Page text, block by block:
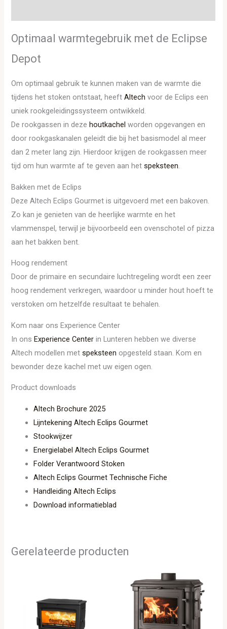
Optimaal warmtegebruik met de Eclipse
Depot
Om optimaal gebruik te kunnen maken van de warmte die
tijdens het stoken ontstaat, heeftAltech voor de Eclips een
uniek rookgeleidingssysteem ontwikkeld.
De rookgassen in dezehoutkachel worden opgevangen en
door rookgaskanalen geleidt die bij het basismodel al meer
dan 2 meter lang zijn. Hierdoor krijgen de rookgassen meer
tijd om hun warmte af te geven aan hetspeksteen.
Bakken met de Eclips
Deze Altech Eclips Gourmet is uitgevoerd met een bakoven.
Zo kan je genieten van de heerlijke warmte en het
vlammenspel, terwijl je bijvoorbeeld een ovenschotel of pizza
aan het bakken bent.
Hoog rendement
Door de primaire en secundaire luchtregeling wordt een zeer
hoog rendement verkregen, waardoor u minder hout hoeft te
verstoken om hetzelfde resultaat te behalen.
Kom naar ons Experience Center
In onsExperience Center in Lunteren hebben we diverse
Altech modellen metspeksteen opgesteld staan. Kom en
bewonder deze kachel met uw eigen ogen.
Product downloads
Altech Brochure 2025
Lijntekening Altech Eclips Gourmet
Stookwijzer
Energielabel Altech Eclips Gourmet
Folder Verantwoord Stoken
Altech Eclips Gourmet Technische Fiche
Handleiding Altech Eclips
Download informatieblad
Gerelateerde producten